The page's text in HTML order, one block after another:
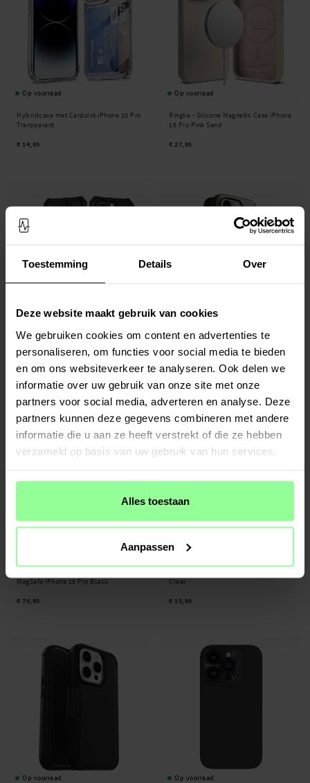
Toestemming Details Over
Deze website maakt gebruik van cookies
We gebruiken cookies om content en advertenties te
personaliseren, om functies voor social media te bieden
en om ons websiteverkeer te analyseren. Ook delen we
informatie over uw gebruik van onze site met onze
partners voor social media, adverteren en analyse. Deze
partners kunnen deze gegevens combineren met andere
informatie die u aan ze heeft verstrekt of die ze hebben
verzameld op basis van uw gebruik van hun services.
Alles toestaan
Aanpassen
Op voorraad
Hybridcase met Cardslot iPhone 15 Pro
Transparant
€ 14,95
Op voorraad
Ringke - Silicone Magnetic Case iPhone
15 Pro Pink Sand
€ 27,95
iPhone 15 Pro Kickstand Hoesje met
Camera Protector Zwart
€ 17,95
MagSafe iPhone 15 Pro Rustic Brown
€ 79,95
MagSafe iPhone 15 Pro Black
€ 79,95
Op voorraad
Clear
€ 15,95
Op voorraad Op voorraad